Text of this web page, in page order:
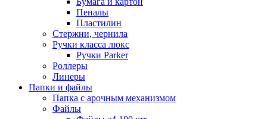
Пеналы
Пластилин
Стержни, чернила
Ручки класса люкс
Ручки Parker
Роллеры
Линеры
Папки и файлы
Папка с арочным механизмом
Файлы